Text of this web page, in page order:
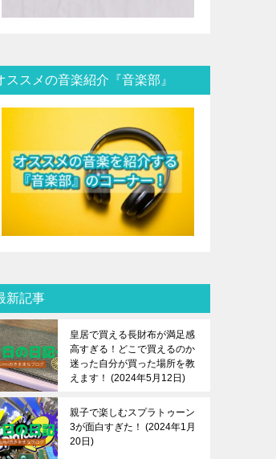
ススメの音楽紹介『音楽部』
新記事
皇居で買える長財布が満足感
高すぎる！どこで買えるのか
迷った自分が買った場所を教
えます！
2024年5月12日
親子で楽しむスプラトゥーン
3が面白すぎた！
2024年1月
20日